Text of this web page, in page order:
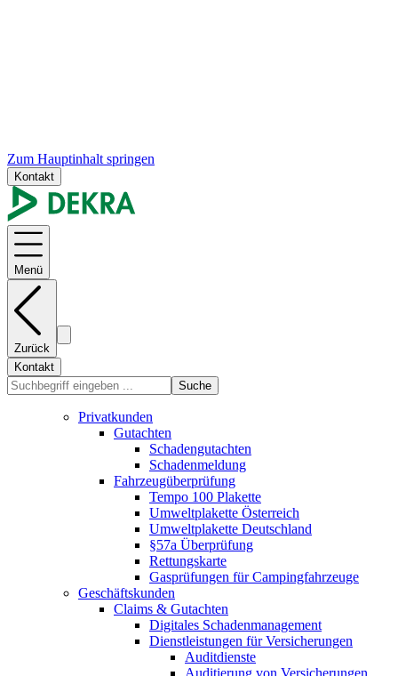
Zum Hauptinhalt springen
Kontakt
Menü
Zurück
Kontakt
Suche
Privatkunden
Gutachten
Schadengutachten
Schadenmeldung
Fahrzeugüberprüfung
Tempo 100 Plakette
Umweltplakette Österreich
Umweltplakette Deutschland
§57a Überprüfung
Rettungskarte
Gasprüfungen für Campingfahrzeuge
Geschäftskunden
Claims & Gutachten
Digitales Schadenmanagement
Dienstleistungen für Versicherungen
Auditdienste
Auditierung von Versicherungen